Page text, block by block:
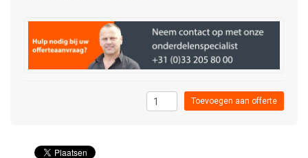
Toevoegen aan offerte